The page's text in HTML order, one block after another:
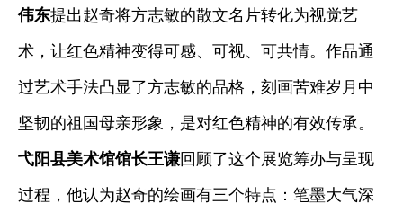
伟东提出赵奇将方志敏的散文名片转化为视觉艺
术，让红色精神变得可感、可视、可共情。作品通
过艺术手法凸显了方志敏的品格，刻画苦难岁月中
坚韧的祖国母亲形象，是对红色精神的有效传承。
弋阳县美术馆馆长王谦回顾了这个展览筹办与呈现
过程，他认为赵奇的绘画有三个特点：笔墨大气深